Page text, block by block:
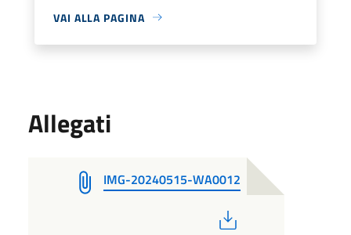
VAI ALLA PAGINA
Allegati
IMG-20240515-WA0012